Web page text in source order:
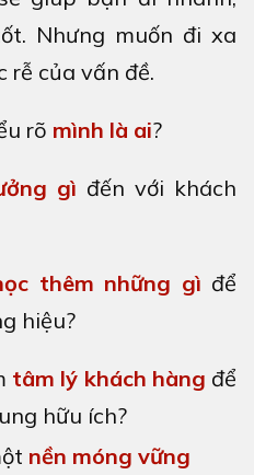
Nhưng muốn đi xa
rễ của vấn đề.
rõ mình là ai?
gì đến với khách
thêm những gì để
hiệu?
tâm lý khách hàng để
hữu ích?
nền móng vững